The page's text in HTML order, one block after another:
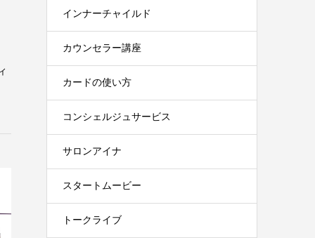
インナーチャイルド
カウンセラー講座
カードの使い方
コンシェルジュサービス
サロンアイナ
スタートムービー
トークライブ